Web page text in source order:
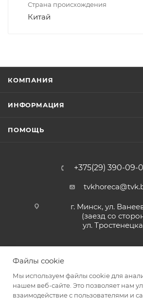
Страна происхождения
Китай
КОМПАНИЯ
ИНФОРМАЦИЯ
ПОМОЩЬ
+375(29) 390-09-
г. Минск, ул.
(заезд со
ул.
Файлы cookie
Мы используем файлы cookie для
нашем веб-сайте. Это позволяет нам
взаимодействие с пользователями и